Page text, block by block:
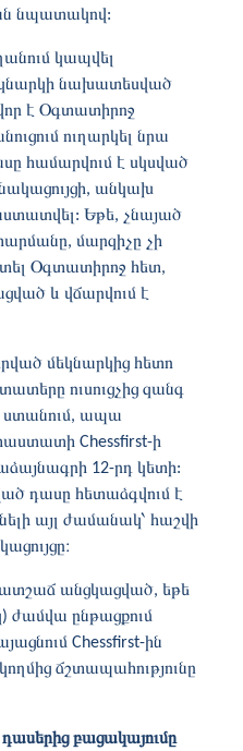
նպատակով:
կապվել
նախատեսված
է Օգտատիրոջ
ուղարկել նրա
համարվում է սկսված
անկախ
Եթե, չնայած
մարզիչը չի
Օգտատիրոջ հետ,
և վճարվում է
մեկնարկից հետո
ուսուցչից զանգ
ստանում, ապա
Chessfirst-ի
12-րդ կետի:
դասը հետաձգվում է
այլ ժամանակ՝ հաշվի
անցկացված, եթե
ժամվա ընթացքում
Chessfirst-ին
ճշտապահությունը
բացակայումը